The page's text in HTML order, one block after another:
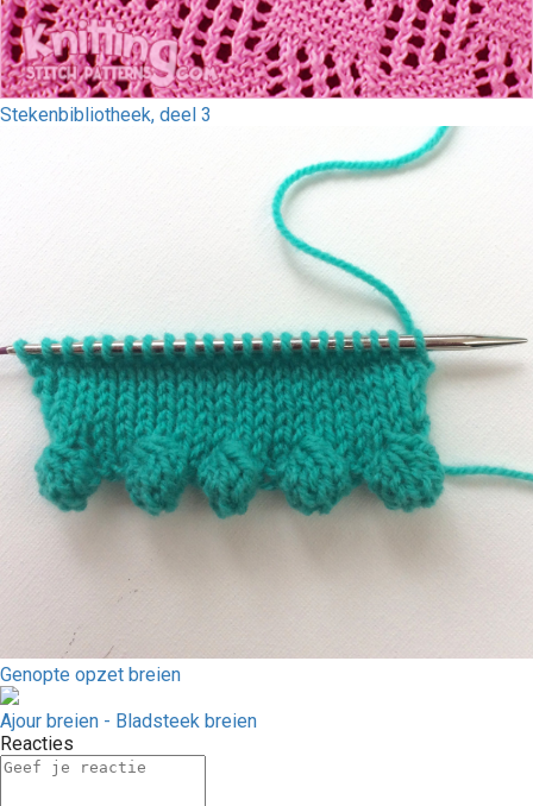
Stekenbibliotheek, deel 3
Genopte opzet breien
Ajour breien - Bladsteek breien
Reacties